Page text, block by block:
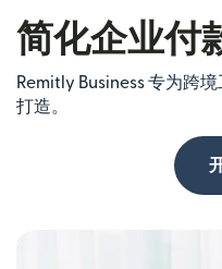
简化企业付
Remitly Business 专为跨
打造。